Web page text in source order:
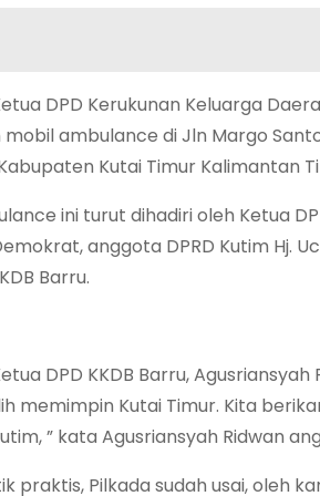
DPD Kerukunan Keluarga
ambulance di Jln Margo
Kutai Timur Kalimantan
ini turut dihadiri oleh Ketua
anggota DPRD Kutim Hj.
Barru.
DPD KKDB Barru,
memimpin Kutai Timur. Kita
” kata Agusriansyah Ridwan
praktis, Pilkada sudah usai, oleh